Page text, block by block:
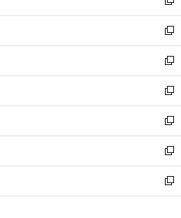
開
く
ウ
で
開
く
ン
ド
ウ
で
開
く
い
ウ
ィ
ン
ド
ウ
で
開
く
新
し
い
ウ
ィ
ン
ド
ウ
で
開
く
新
し
い
ウ
ィ
ン
ド
ウ
で
開
く
新
し
い
ウ
ィ
ン
ド
ウ
で
開
新
し
い
ウ
ィ
ン
ド
ウ
新
し
い
ウ
ィ
ン
新
し
い
ウ
新
し